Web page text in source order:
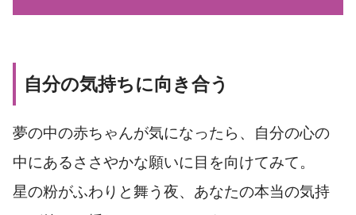
自分の気持ちに向き合う
夢の中の赤ちゃんが気になったら、自分の心の
中にあるささやかな願いに目を向けてみて。
星の粉がふわりと舞う夜、あなたの本当の気持